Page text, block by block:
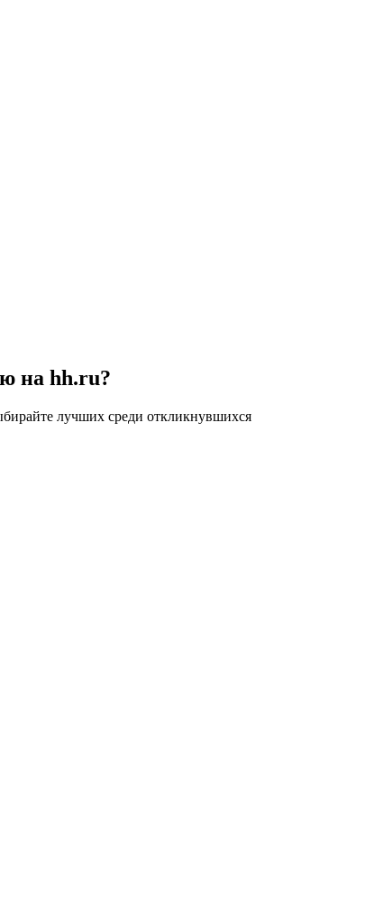
на hh.ru?
лучших среди откликнувшихся